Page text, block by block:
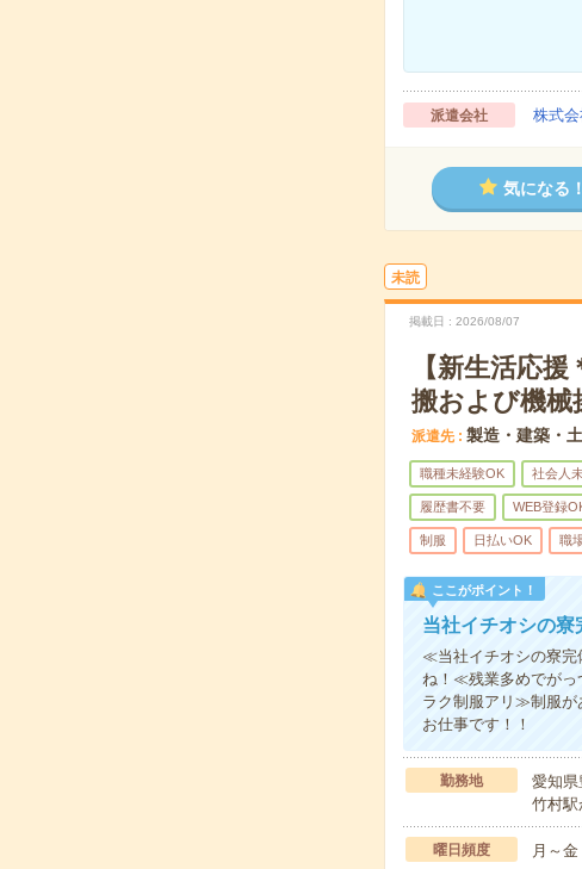
派遣会社 株式
気になる！
未読
掲載日 2026/08/07
【新生活応
搬および機械
派遣先 製造・建築・
職種未経験OK 社会人
履歴書不要 WEB登録
制服 日払いOK 職
ここがポイント！
当社イチオシの寮
≪当社イチオシの寮完
ね！≪残業多めでがっ
ラク制服アリ≫制服が
お仕事です！！
勤務地
愛知県
竹村駅
曜日頻度 月～金